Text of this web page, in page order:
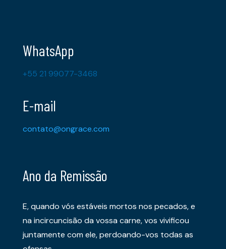
WhatsApp
+55 21 99077-3468
E-mail
contato@ongrace.com
Ano da Remissão
E, quando vós estáveis mortos nos pecados, e
na incircuncisão da vossa carne, vos vivificou
juntamente com ele, perdoando-vos todas as